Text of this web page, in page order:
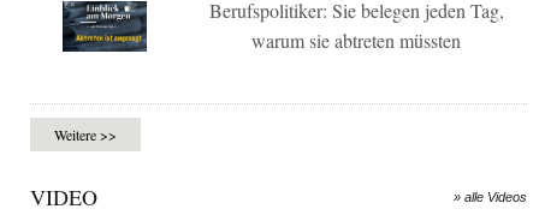
Berufspolitiker: Sie belegen jeden Tag,
warum sie abtreten müssten
Weitere >>
VIDEO » alle Videos